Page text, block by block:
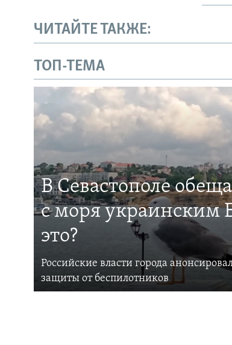
ЧИТАЙТЕ ТАКЖЕ:
ТОП-ТЕМА
В Севастополе
с моря украинским
это?
Российские власти города
защиты от беспилотников